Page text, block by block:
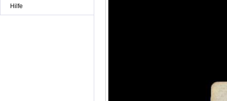
Hilfe